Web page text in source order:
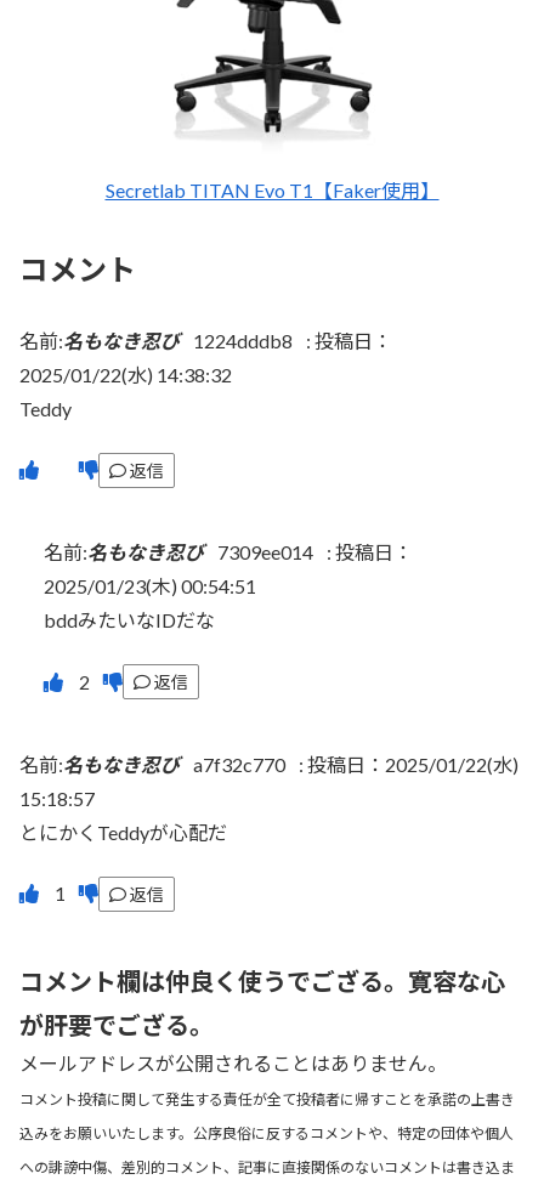
Secretlab TITAN Evo T1【Faker使用】
コメント
名前:名もなき忍び 1224dddb8 : 投稿日：
2025/01/22(水) 14:38:32
Teddy
返信
名前:名もなき忍び 7309ee014 : 投稿日：
2025/01/23(木) 00:54:51
bddみたいなIDだな
返信
名前:名もなき忍び a7f32c770 : 投稿日：2025/01/22(水)
15:18:57
とにかくTeddyが心配だ
返信
コメント欄は仲良く使うでござる。寛容な心
が肝要でござる。
メールアドレスが公開されることはありません。
コメント投稿に関して発生する責任が全て投稿者に帰すことを承諾の上書き
込みをお願いいたします。公序良俗に反するコメントや、特定の団体や個人
への誹謗中傷、差別的コメント、記事に直接関係のないコメントは書き込ま